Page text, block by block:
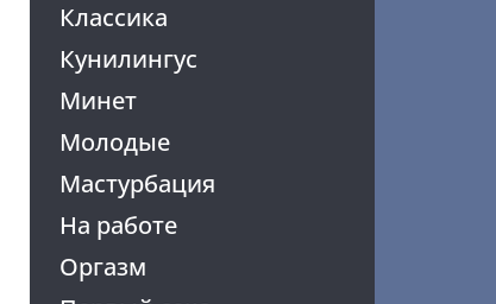
Классика
Кунилингус
Минет
Молодые
Мастурбация
На работе
Оргазм